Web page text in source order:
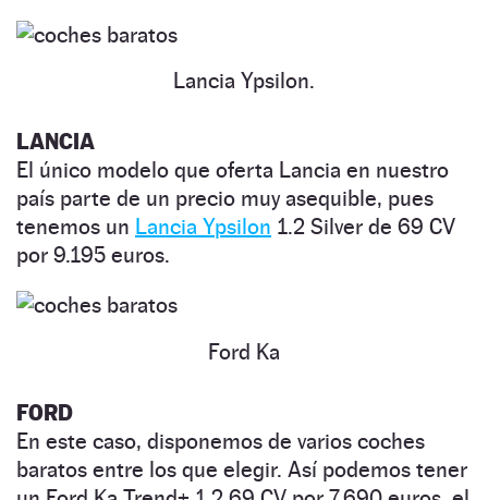
Lancia Ypsilon.
LANCIA
El único modelo que oferta Lancia en nuestro
país parte de un precio muy asequible, pues
tenemos un Lancia Ypsilon 1.2 Silver de 69 CV
por 9.195 euros.
Ford Ka
FORD
En este caso, disponemos de varios coches
baratos entre los que elegir. Así podemos tener